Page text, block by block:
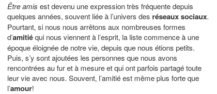
Être amis est devenu une expression très fréquente depuis
quelques années, souvent liée à l’univers des réseaux sociaux.
Pourtant, si nous nous arrêtons aux nombreuses formes
d’amitiéqui nous viennent à l’esprit, la liste commence à une
époque éloignée de notre vie, depuis que nous étions petits.
Puis, s’y sont ajoutées les personnes que nous avons
rencontrées au fur et à mesure et qui ont parfois partagé toute
leur vie avec nous. Souvent, l’amitié est même plus forte que
l’amour!